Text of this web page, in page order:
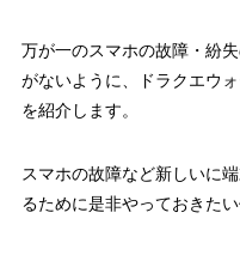
万が一のスマホの故障・紛
がないように、ドラクエウ
を紹介します。
スマホの故障など新しいに
るために是非やっておきたい